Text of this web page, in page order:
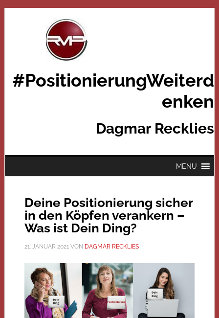
#PositionierungWeiterd
enken
Dagmar Recklies
MENU
Deine Positionierung sicher
in den Köpfen verankern –
Was ist Dein Ding?
21. JANUAR 2021VON DAGMAR RECKLIES